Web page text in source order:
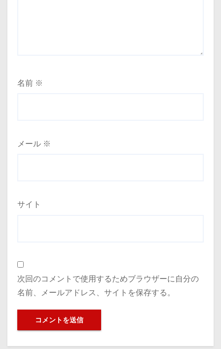
名前 ※
メール ※
サイト
次回のコメントで使用するためブラウザーに自分の
名前、メールアドレス、サイトを保存する。